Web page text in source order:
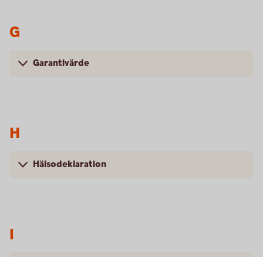
G
Garantivärde
H
Hälsodeklaration
I